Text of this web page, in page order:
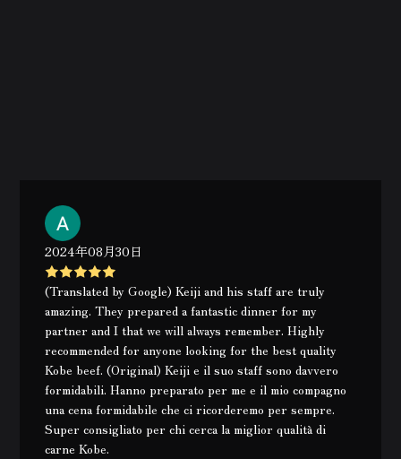
2024年08月30日
(Translated by Google) Keiji and his staff are truly
amazing. They prepared a fantastic dinner for my
partner and I that we will always remember. Highly
recommended for anyone looking for the best quality
Kobe beef. (Original) Keiji e il suo staff sono davvero
formidabili. Hanno preparato per me e il mio compagno
una cena formidabile che ci ricorderemo per sempre.
Super consigliato per chi cerca la miglior qualità di
carne Kobe.